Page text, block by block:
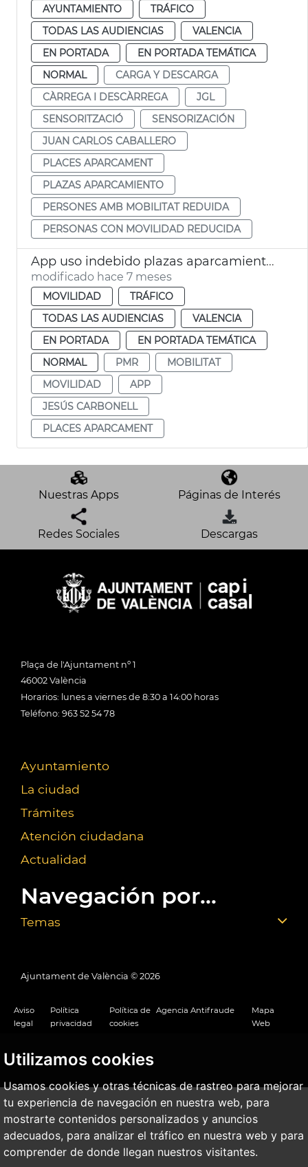
Utilizamos cookies
Usamos cookies y otras técnicas de rastreo para mejorar
tu experiencia de navegación en nuestra web, para
mostrarte contenidos personalizados y anuncios
adecuados, para analizar el tráfico en nuestra web y para
comprender de donde llegan nuestros visitantes.
AYUNTAMIENTO
TRÁFICO
TODAS LAS AUDIENCIAS
VALENCIA
EN PORTADA
EN PORTADA TEMÁTICA
NORMAL
CARGA Y DESCARGA
CÀRREGA I DESCÀRREGA
JGL
SENSORITZACIÓ
SENSORIZACIÓN
JUAN CARLOS CABALLERO
PLACES APARCAMENT
PLAZAS APARCAMIENTO
PERSONES AMB MOBILITAT REDUIDA
PERSONAS CON MOVILIDAD REDUCIDA
App uso indebido plazas aparcamiento PMR
modificado hace 7 meses
MOVILIDAD
TRÁFICO
TODAS LAS AUDIENCIAS
VALENCIA
EN PORTADA
EN PORTADA TEMÁTICA
NORMAL
PMR
MOBILITAT
MOVILIDAD
APP
JESÚS CARBONELL
PLACES APARCAMENT
Nuestras Apps Páginas de Interés
Redes Sociales Descargas
Plaça de l'Ajuntament nº 1
46002 València
Horarios: lunes a viernes de 8:30 a 14:00 horas
Teléfono: 963 52 54 78
Ayuntamiento
La ciudad
Trámites
Atención ciudadana
Actualidad
Navegación por...
Temas
Ajuntament de València © 2026
Aviso
legal
Política
privacidad
Política de
cookies
Agencia Antifraude
Mapa
Web